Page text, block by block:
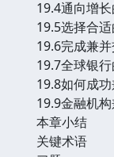
19.4通向增
19.5选择合
19.6完成兼
19.7全球银
19.8如何成
19.9金融机
本章小结
关键术语